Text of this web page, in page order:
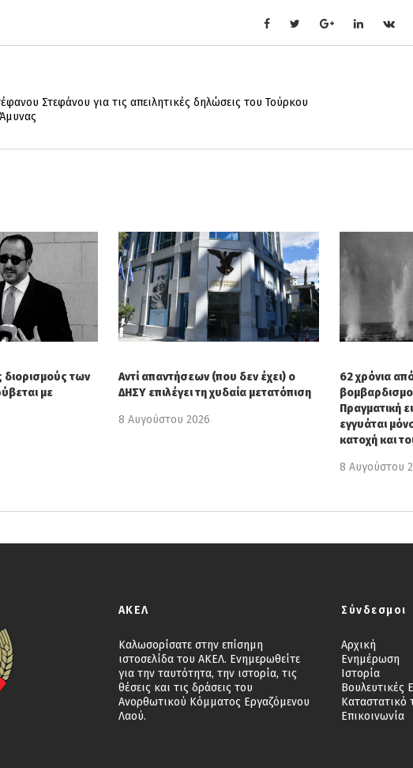
Στεφάνου για τις απειλητικές δηλώσεις του Τούρκου
διορισμούς των
με
Αντί απαντήσεων (που δεν έχει) ο
ΔΗΣΥ επιλέγει τη χυδαία μετατόπιση
8 Αυγούστου 2026
62 χρόνια
Πραγματική
εγγυάται
κατοχή και
8 Αυγούστου
ΑΚΕΛ
Καλωσορίσατε στην επίσημη
ιστοσελίδα του ΑΚΕΛ. Ενημερωθείτε
για την ταυτότητα, την ιστορία, τις
θέσεις και τις δράσεις του
Ανορθωτικού Κόμματος Εργαζόμενου
Λαού.
Σύνδεσμοι
Αρχική
Ενημέρωση
Ιστορία
Βουλευτικές
Καταστατικό
Επικοινωνία